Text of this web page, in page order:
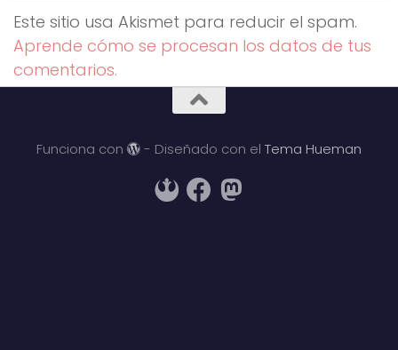
Este sitio usa Akismet para reducir el spam.
Aprende cómo se procesan los datos de tus
comentarios.
Funciona con - Diseñado con el Tema Hueman